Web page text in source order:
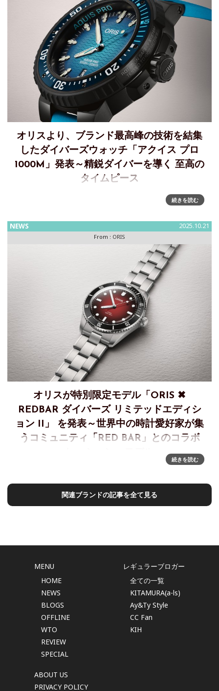
オリスより、ブランド最高峰の技術を結集
したダイバーズウォッチ「アクイス プロ
1000M」発表～精鋭ダイバーを導く 至高の
タイムピース
精鋭ダイバーを導く、至高のタイムピース～ブランド最高峰
の技術を結集したダイバーズウォッチ「アクイス プロ
1000M」は、世界のダイビングのプロフェッショナルとの共
同開発により
続きを読む
NEWS 2025.10.21
From : ORIS
オリスが特別限定モデル「ORIS ✖
REDBAR ダイバーズ リミテッドエディシ
ョン II」 を発表～世界中の時計愛好家が集
うコミュニティ「RED BAR」とのコラボ
ニティ「RED BAR」とのコラボレーションによる、特別限定
モデル 「ORIS &ti
続きを読む
関連ブランドの記事を全て見る
MENU
HOME
NEWS
BLOGS
OFFLINE
WTO
REVIEW
SPECIAL
ABOUT US
PRIVACY POLICY
レギュラーブロガー
全ての一覧
KITAMURA(a-ls)
Ay&Ty Style
CC Fan
KIH